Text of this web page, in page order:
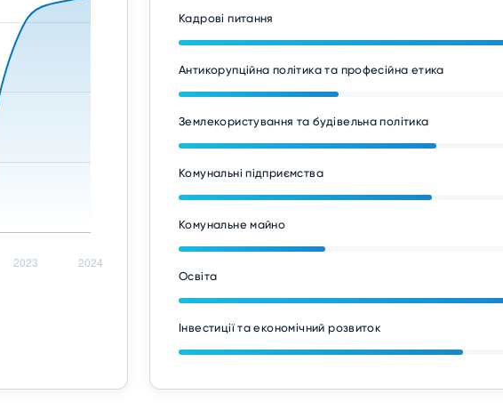
Кадрові питання
Антикорупційна політика та професійна етика
Землекористування та будівельна політика
Комунальні підприємства
Комунальне майно
Освіта
Інвестиції та економічний розвиток